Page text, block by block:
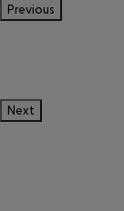
Previous
Next